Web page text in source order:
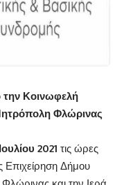
Κοινωφελή
Φλώρινας
2021 τις ώρες
Επιχείρηση Δήμου